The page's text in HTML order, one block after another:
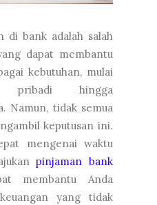
di bank adalah salah
dapat membantu
kebutuhan, mulai
pribadi hingga
Namun, tidak semua
keputusan ini.
mengenai waktu
pinjaman bank
membantu Anda
yang tidak